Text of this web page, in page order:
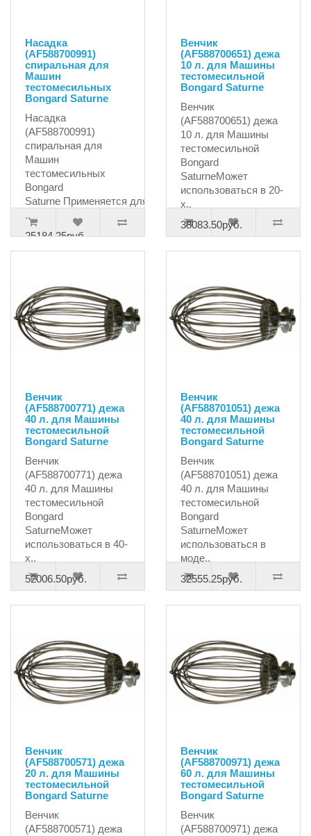
Насадка
(AF588700991)
спиральная для
Машин
тестомесильных
Bongard Saturne
Насадка
(AF588700991)
спиральная для
Машин
тестомесильных
Bongard
Saturne Применяется для
..
25184.25руб.
Венчик
(AF588700651) дежа
10 л. для Машины
тестомесильной
Bongard Saturne
Венчик
(AF588700651) дежа
10 л. для Машины
тестомесильной
Bongard
SaturneМожет
использоваться в 20-
х..
38083.50руб.
Венчик
(AF588700771) дежа
40 л. для Машины
тестомесильной
Bongard Saturne
Венчик
(AF588700771) дежа
40 л. для Машины
тестомесильной
Bongard
SaturneМожет
использоваться в 40-
х..
52006.50руб.
Венчик
(AF588701051) дежа
40 л. для Машины
тестомесильной
Bongard Saturne
Венчик
(AF588701051) дежа
40 л. для Машины
тестомесильной
Bongard
SaturneМожет
использоваться в
моде..
32555.25руб.
Венчик
(AF588700571) дежа
20 л. для Машины
тестомесильной
Bongard Saturne
Венчик
(AF588700571) дежа
Венчик
(AF588700971) дежа
60 л. для Машины
тестомесильной
Bongard Saturne
Венчик
(AF588700971) дежа